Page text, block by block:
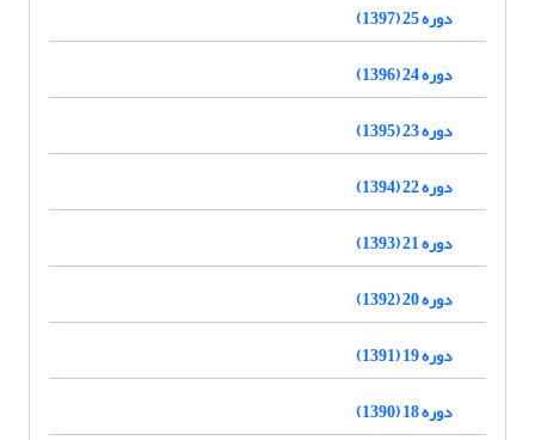
دوره 25 (1397)
دوره 24 (1396)
دوره 23 (1395)
دوره 22 (1394)
دوره 21 (1393)
دوره 20 (1392)
دوره 19 (1391)
دوره 18 (1390)